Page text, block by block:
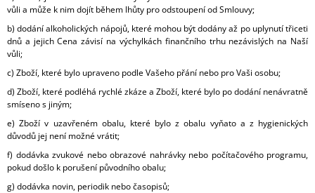
vůli a může k nim dojít během lhůty pro odstoupení od Smlouvy;
b) dodání alkoholických nápojů, které mohou být dodány až po uplynutí třiceti
dnů a jejich Cena závisí na výchylkách finančního trhu nezávislých na Naší
vůli;
c) Zboží, které bylo upraveno podle Vašeho přání nebo pro Vaši osobu;
d) Zboží, které podléhá rychlé zkáze a Zboží, které bylo po dodání nenávratně
smíseno s jiným;
e) Zboží v uzavřeném obalu, které bylo z obalu vyňato a z hygienických
důvodů jej není možné vrátit;
f) dodávka zvukové nebo obrazové nahrávky nebo počítačového programu,
pokud došlo k porušení původního obalu;
g) dodávka novin, periodik nebo časopisů;